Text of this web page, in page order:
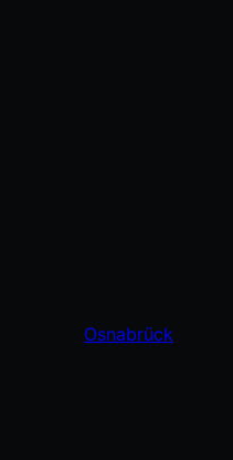
Osnabrück